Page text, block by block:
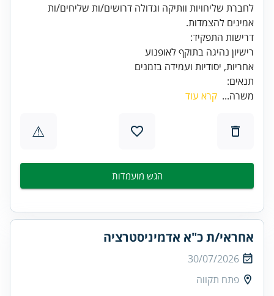
לחברת שליחויות וותיקה וגדולה דרושים/ות שליחים/ות
אמינים להצמדות.
אחריות, יסודיות ועמידה בזמנים
תנאים:
משרה... קרא עוד
⚠
הגש מועמדות
אחראי/ת כ"א אדמיניסטרציה
30/07/2026
פתח תקווה